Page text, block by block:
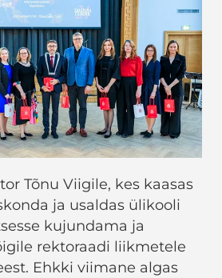
Tõnu Viigile, kes kaasas
ja usaldas ülikooli
kujundama ja
rektoraadi liikmetele
Ehkki viimane algas